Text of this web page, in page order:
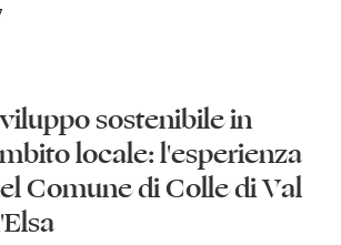
sostenibile in
locale: l'esperienza
Comune di Colle di Val